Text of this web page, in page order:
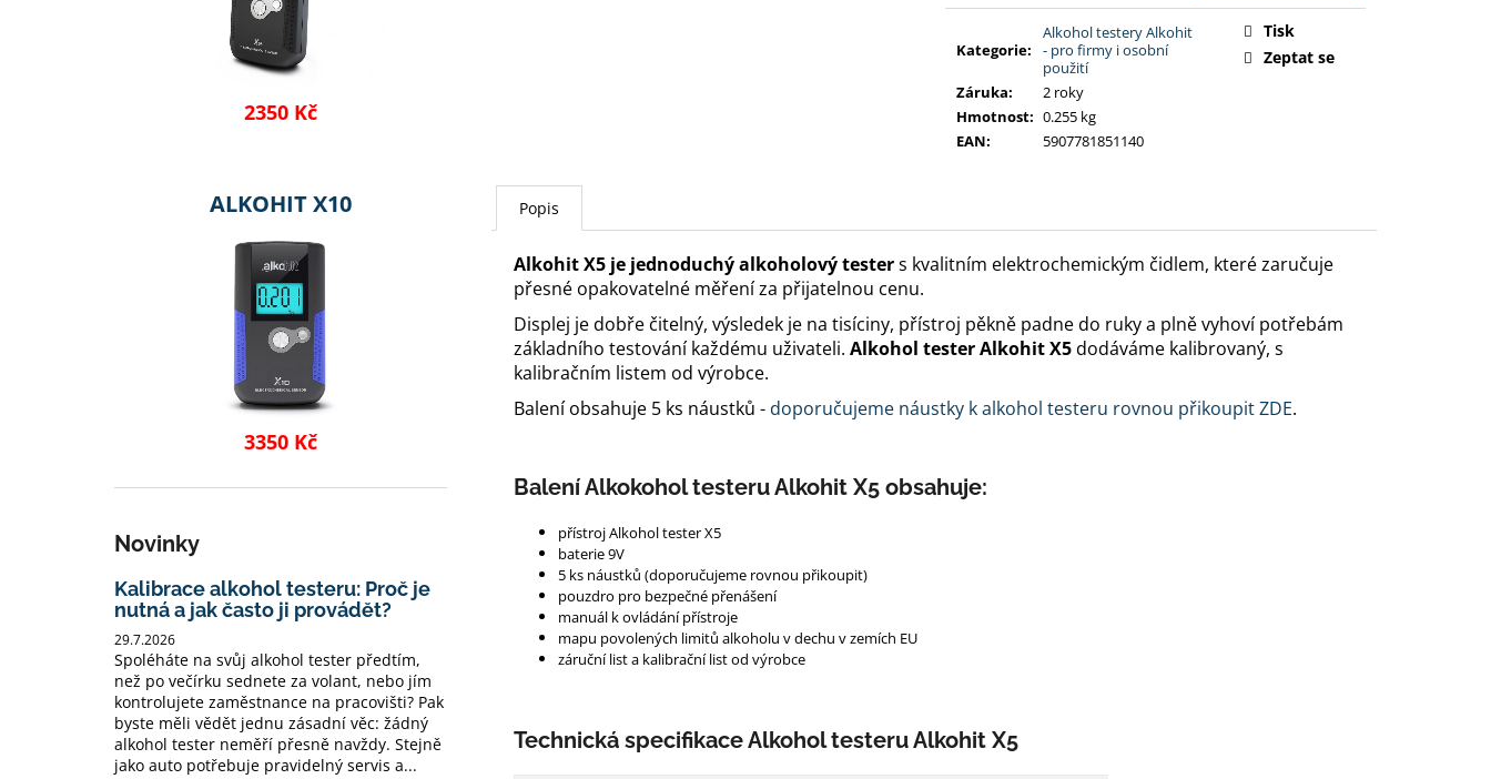
2350 Kč
ALKOHIT X10
3350 Kč
Novinky
Kalibrace alkohol testeru: Proč je
nutná a jak často ji provádět?
29.7.2026
Spoléháte na svůj alkohol tester předtím,
než po večírku sednete za volant, nebo jím
kontrolujete zaměstnance na pracovišti? Pak
byste měli vědět jednu zásadní věc: žádný
alkohol tester neměří přesně navždy. Stejně
jako auto potřebuje pravidelný servis a...
Kategorie:
Alkohol testery Alkohit
- pro firmy i osobní
použití
Záruka:
2 roky
Hmotnost: 0.255 kg
EAN: 5907781851140
Tisk
Zeptat se
Popis
Alkohit X5 je jednoduchý alkoholový testers kvalitním elektrochemickým čidlem, které zaručuje
přesné opakovatelné měření za přijatelnou cenu.
Displej je dobře čitelný, výsledek je na tisíciny, přístroj pěkně padne do ruky a plně vyhoví potřebám
základního testování každému uživateli. Alkohol tester Alkohit X5dodáváme kalibrovaný, s
kalibračním listem od výrobce.
Balení obsahuje 5 ks náustků - doporučujeme náustky k alkohol testeru rovnou přikoupit ZDE.
Balení Alkokohol testeru Alkohit X5 obsahuje:
přístroj Alkohol tester X5
baterie 9V
5 ks náustků (doporučujeme rovnou přikoupit)
pouzdro pro bezpečné přenášení
manuál k ovládání přístroje
mapu povolených limitů alkoholu v dechu v zemích EU
záruční list a kalibrační list od výrobce
Technická specifikace Alkohol testeru Alkohit X5